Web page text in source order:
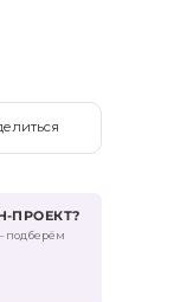
ПРОЕКТ?
подберём